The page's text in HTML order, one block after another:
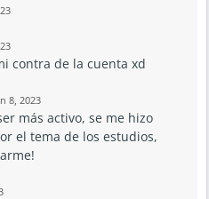
contra de la cuenta xd
8, 2023
más activo, se me hizo
el tema de los estudios,